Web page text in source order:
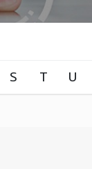
S T U